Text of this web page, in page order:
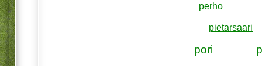
perho
pietarsaari
pori